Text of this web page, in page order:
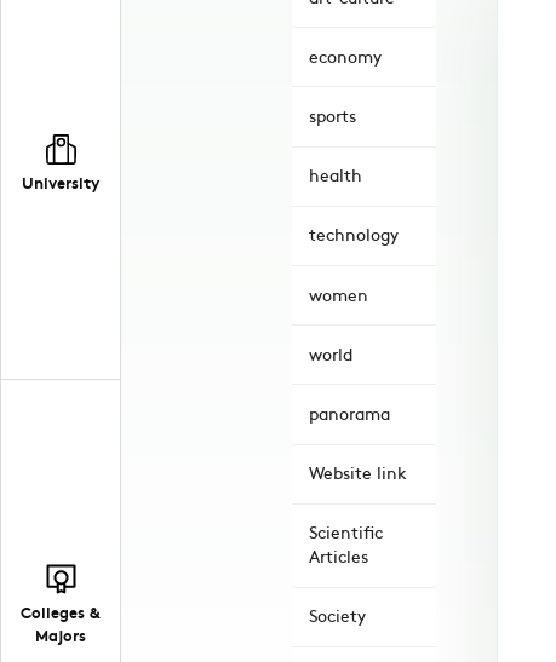
University
Colleges &
Majors
economy
sports
health
technology
women
world
panorama
Website link
Scientific
Articles
Society